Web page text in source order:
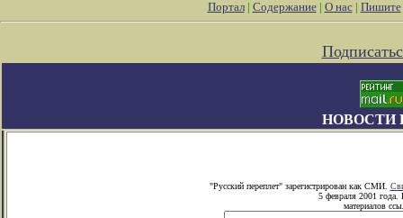
Портал| Содержание| О нас| Пишите
НОВОСТИ
"Русский переплет" зарегистрирован как СМИ.
5 февраля 2001 года.
материалов